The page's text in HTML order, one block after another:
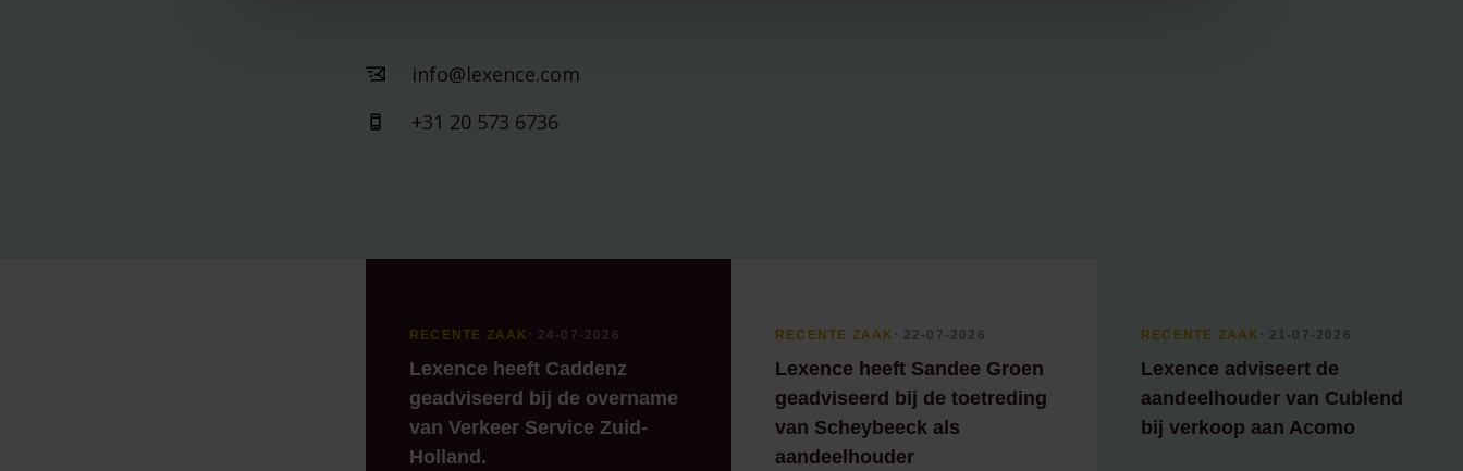
info@lexence.com
+31 20 573 6736
RECENTE ZAAK ⸱ 24-07-2026
Lexence heeft Caddenz
geadviseerd bij de overname
van Verkeer Service Zuid-
Holland.
RECENTE ZAAK ⸱ 22-07-2026
Lexence heeft Sandee Groen
geadviseerd bij de toetreding
van Scheybeeck als
aandeelhouder
RECENTE ZAAK ⸱ 21-07-2026
Lexence adviseert de
aandeelhouder van Cublend
bij verkoop aan Acomo